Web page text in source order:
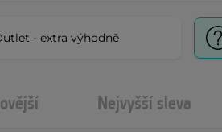
- extra výhodně
Nejvyšší sleva